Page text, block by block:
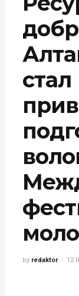
by redaktor